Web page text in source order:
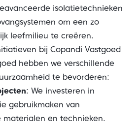
isolatietechnieken
om een zo
leefmilieu te creëren.
bij Copandi Vastgoed
hebben we verschillende
te bevorderen:
: We investeren in
gebruikmaken van
materialen en technieken.